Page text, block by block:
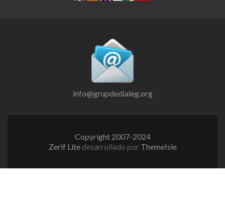
info@grupdedialeg.org
Copyright 2007-2024
Zerif Lite desarrollado por ThemeIsle